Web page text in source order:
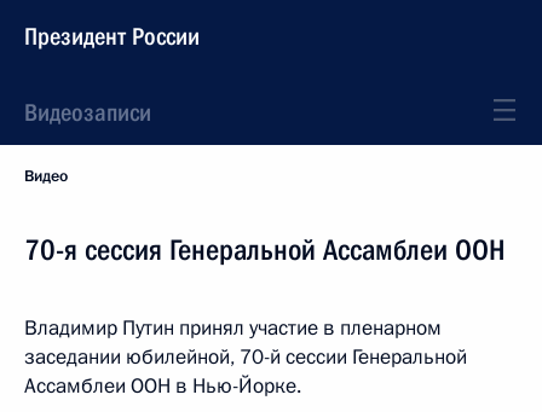
Президент России
Видеозаписи
Видео
70-я сессия Генеральной Ассамблеи ООН
Владимир Путин принял участие в пленарном
заседании юбилейной, 70-й сессии Генеральной
Ассамблеи ООН в Нью-Йорке.